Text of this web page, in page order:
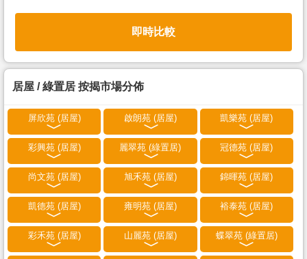
即時比較
居屋 / 綠置居 按揭市場分佈
屏欣苑 (居屋) 啟朗苑 (居屋) 凱樂苑 (居屋)
彩興苑 (居屋) 麗翠苑 (綠置居) 冠德苑 (居屋)
尚文苑 (居屋) 旭禾苑 (居屋) 錦暉苑 (居屋)
凱德苑 (居屋) 雍明苑 (居屋) 裕泰苑 (居屋)
彩禾苑 (居屋) 山麗苑 (居屋) 蝶翠苑 (綠置居)